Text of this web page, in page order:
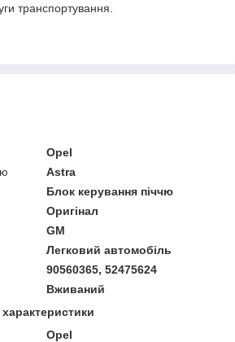
транспортування.
Opel
Astra
Блок керування піччю
Оригінал
GM
Легковий автомобіль
90560365, 52475624
Вживаний
Opel